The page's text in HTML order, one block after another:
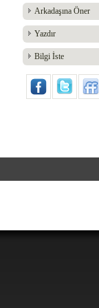
Arkadaşına Öner
Yazdır
Bilgi İste